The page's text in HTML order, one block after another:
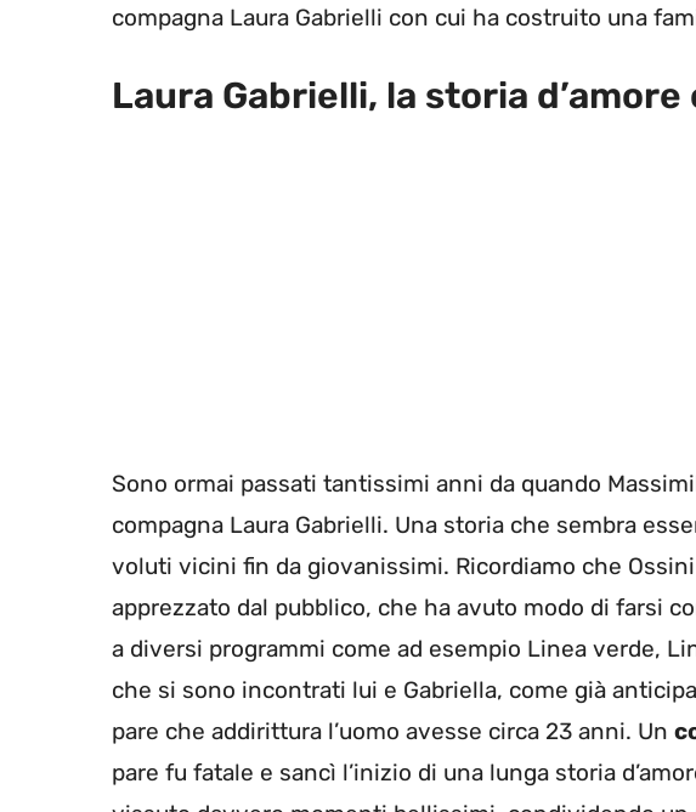
compagna Laura Gabrielli con cui ha costruito una
Laura Gabrielli, la storia
Sono ormai passati tantissimi anni da quando
compagna Laura Gabrielli. Una storia che sembra
voluti vicini fin da giovanissimi. Ricordiamo che
apprezzato dal pubblico, che ha avuto modo di farsi
a diversi programmi come ad esempio Linea verde,
che si sono incontrati lui e Gabriella, come già
pare che addirittura l’uomo avesse circa 23 anni. Un
pare fu fatale e sancì l’inizio di una lunga storia